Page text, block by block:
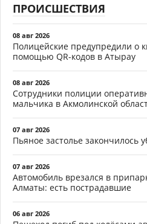
ПРОИСШЕСТВИЯ
08 авг 2026
Полицейские предупредили о
помощью QR-кодов в Атырау
08 авг 2026
Сотрудники полиции
мальчика в Акмолинской
07 авг 2026
Пьяное застолье закончилось
07 авг 2026
Автомобиль врезался в
Алматы: есть пострадавшие
06 авг 2026